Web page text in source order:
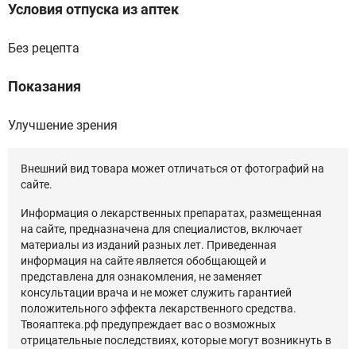
Условия отпуска из аптек
Без рецепта
Показания
Улучшение зрения
Внешний вид товара может отличаться от фотографий на
сайте.
Информация о лекарственных препаратах, размещенная
на сайте, предназначена для специалистов, включает
материалы из изданий разных лет. Приведенная
информация на сайте является обобщающей и
представлена для ознакомления, не заменяет
консультации врача и не может служить гарантией
положительного эффекта лекарственного средства.
Твояаптека.рф предупреждает вас о возможных
отрицательные последствиях, которые могут возникнуть в